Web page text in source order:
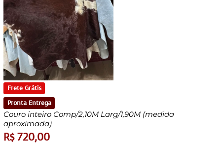
Frete Grátis
Pronta Entrega
Couro inteiro Comp/2,10M Larg/1,90M (medida
aproximada)
R$720,00